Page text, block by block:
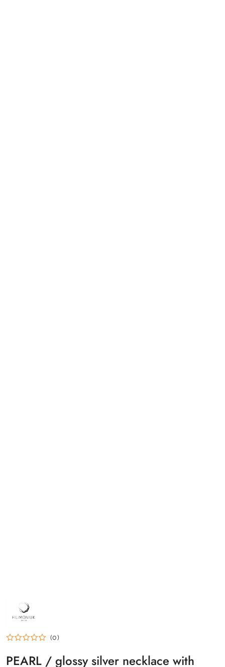
PRODUCENTA:
FILIMONIUK
DESIGN
(0)
PEARL / glossy silver necklace with